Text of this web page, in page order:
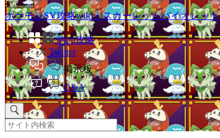
ポケモンSV攻略wiki｜スカーレットバイオレット
他の攻略
Twitter
掲示板
Q&A